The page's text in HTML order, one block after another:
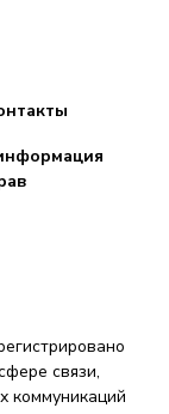
связи,
коммуникаций